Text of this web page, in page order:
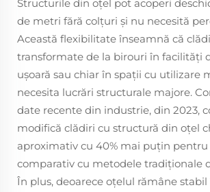
Structurile din oțel pot acoperi
de metri fără colțuri și nu necesită
Această flexibilitate înseamnă că
transformate de la birouri în facilități
ușoară sau chiar în spații cu utilizare
necesita lucrări structurale majore.
date recente din industrie, din 2023,
modifică clădiri cu structură din oțel
aproximativ cu 40% mai puțin pentru
comparativ cu metodele tradiționale
În plus, deoarece oțelul rămâne